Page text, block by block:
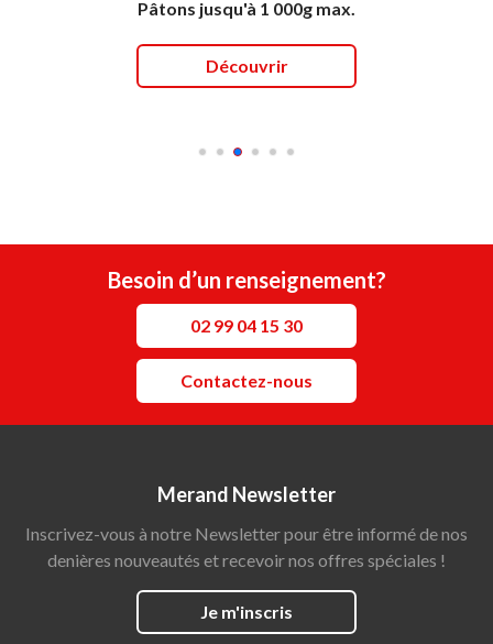
Pâtons jusqu'à 1 000g max.
Découvrir
Besoin d’un renseignement?
02 99 04 15 30
Contactez-nous
Merand Newsletter
Inscrivez-vous à notre Newsletter pour être informé de nos
denières nouveautés et recevoir nos offres spéciales !
Je m'inscris